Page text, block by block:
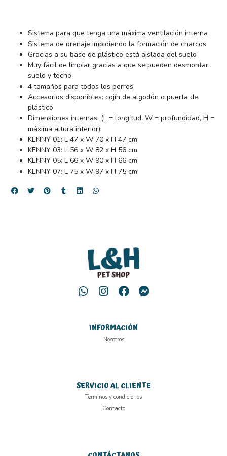
Sistema para que tenga una máxima ventilación interna
Sistema de drenaje impidiendo la formación de charcos
Gracias a su base de plástico está aislada del suelo
Muy fácil de limpiar gracias a que se pueden desmontar
suelo y techo
4 tamaños para todos los perros
Accesorios disponibles: cojín de algodón o puerta de
plástico
Dimensiones internas: (L = longitud, W = profundidad, H =
máxima altura interior):
KENNY 01: L 47 x W 70 x H 47 cm
KENNY 03: L 56 x W 82 x H 56 cm
KENNY 05: L 66 x W 90 x H 66 cm
KENNY 07: L 75 x W 97 x H 75 cm
INFORMACIÓN
Nosotros
SERVICIO AL CLIENTE
Terminos y condiciones
Contacto